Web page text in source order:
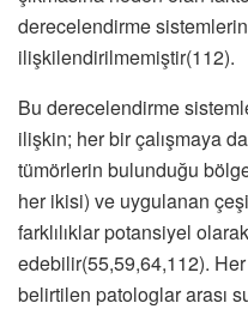
derecelendirme
ilişkilendirilmemiştir(112).
Bu derecelendirme
ilişkin; her bir çalışmaya
tümörlerin bulunduğu
her ikisi) ve uygulanan
farklılıklar potansiyel
edebilir(55,59,64,112).
belirtilen patologlar arası